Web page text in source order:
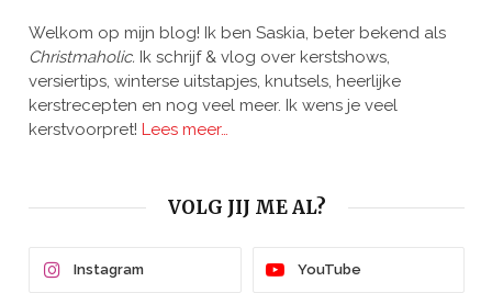
Welkom op mijn blog! Ik ben Saskia, beter bekend als
Christmaholic. Ik schrijf & vlog over kerstshows,
versiertips, winterse uitstapjes, knutsels, heerlijke
kerstrecepten en nog veel meer. Ik wens je veel
kerstvoorpret! Lees meer…
VOLG JIJ ME AL?
Instagram YouTube